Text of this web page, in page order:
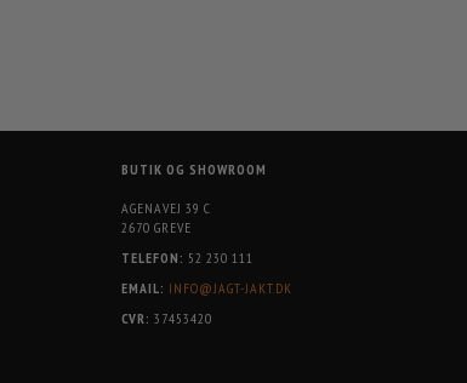
BUTIK OG SHOWROOM
AGENAVEJ 39 C
2670 GREVE
TELEFON: 52 230 111
EMAIL: INFO@JAGT-JAKT.DK
CVR: 37453420